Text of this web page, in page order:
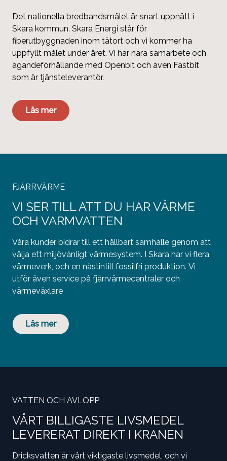
Det nationella bredbandsmålet är snart uppnått i
Skara kommun. Skara Energi står för
fiberutbyggnaden inom tätort och vi kommer ha
uppfyllt målet under året. Vi har nära samarbete och
ägandeförhållande med Openbit och även Fastbit
som är tjänsteleverantör.
Läs mer
FJÄRRVÄRME
VI SER TILL ATT DU HAR VÄRME
OCH VARMVATTEN
Våra kunder bidrar till ett hållbart samhälle genom att
välja ett miljövänligt värmesystem. I Skara har vi flera
värmeverk, och en nästintill fossilfri produktion. Vi
utför även service på fjärrvärmecentraler och
värmeväxlare
Läs mer
VATTEN OCH AVLOPP
VÅRT BILLIGASTE LIVSMEDEL
LEVERERAT DIREKT I KRANEN
Dricksvatten är vårt viktigaste livsmedel, och vi